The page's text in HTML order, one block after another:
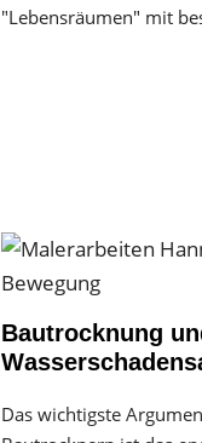
"Lebensräumen" mit
Bautrocknung
Das wichtigste